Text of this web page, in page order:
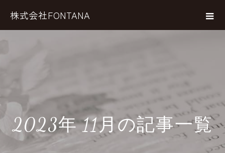
株式会社FONTANA
2023年 11月の記事一覧